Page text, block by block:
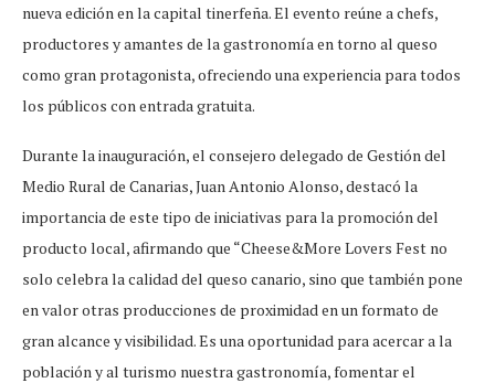
nueva edición en la capital tinerfeña. El evento reúne a chefs,
productores y amantes de la gastronomía en torno al queso
como gran protagonista, ofreciendo una experiencia para todos
los públicos con entrada gratuita.
Durante la inauguración, el consejero delegado de Gestión del
Medio Rural de Canarias, Juan Antonio Alonso, destacó la
importancia de este tipo de iniciativas para la promoción del
producto local, afirmando que “Cheese&More Lovers Fest no
solo celebra la calidad del queso canario, sino que también pone
en valor otras producciones de proximidad en un formato de
gran alcance y visibilidad. Es una oportunidad para acercar a la
población y al turismo nuestra gastronomía, fomentar el